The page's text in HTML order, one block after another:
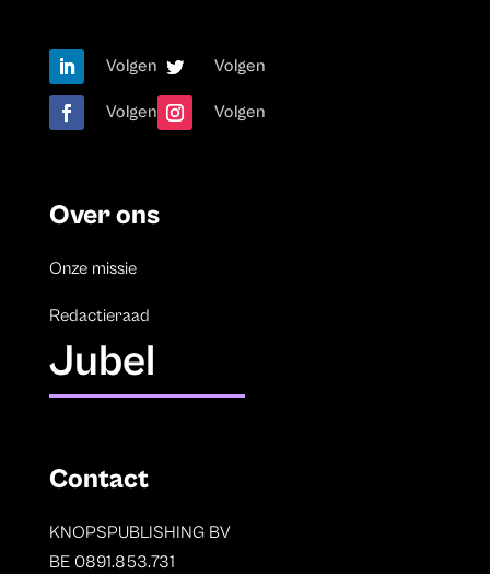
Volgen Volgen
Volgen Volgen
Over ons
Onze missie
Redactieraad
Jubel
Contact
KNOPSPUBLISHING BV
BE 0891.853.731